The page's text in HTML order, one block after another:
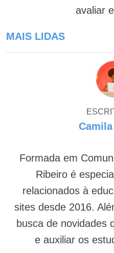
avaliar
MAIS LIDAS
Formada em
Ribeiro é
relacionados à
sites desde 2016.
busca de novidades
e auxiliar os